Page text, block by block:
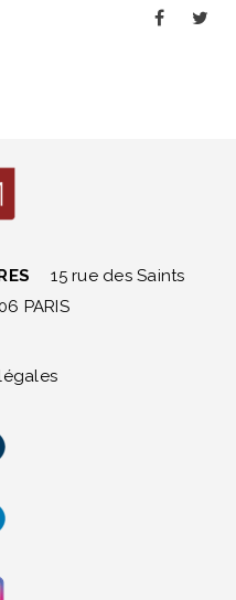
15 rue des Saints
PARIS